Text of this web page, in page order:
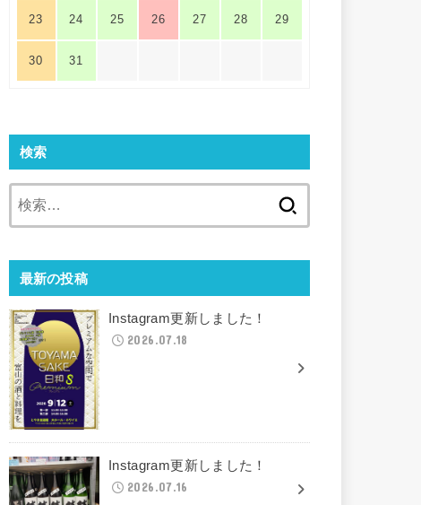
23 24 25 26 27 28 29
30 31
検索
最新の投稿
Instagram更新しました！
2026.07.18
Instagram更新しました！
2026.07.16